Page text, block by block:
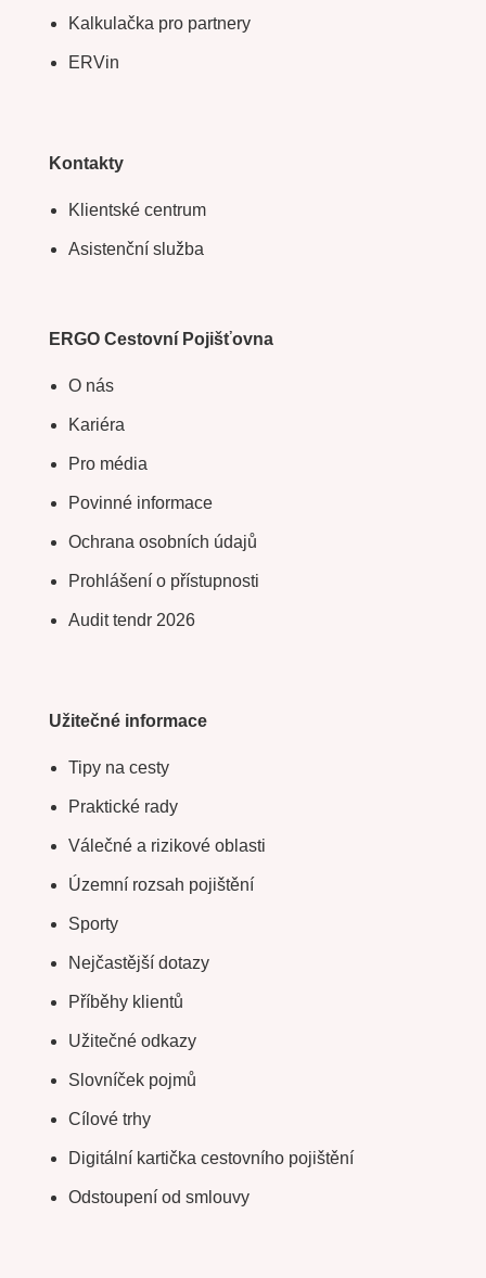
Kalkulačka pro partnery
ERVin
Kontakty
Klientské centrum
Asistenční služba
ERGO Cestovní Pojišťovna
O nás
Kariéra
Pro média
Povinné informace
Ochrana osobních údajů
Prohlášení o přístupnosti
Audit tendr 2026
Užitečné informace
Tipy na cesty
Praktické rady
Válečné a rizikové oblasti
Územní rozsah pojištění
Sporty
Nejčastější dotazy
Příběhy klientů
Užitečné odkazy
Slovníček pojmů
Cílové trhy
Digitální kartička cestovního pojištění
Odstoupení od smlouvy